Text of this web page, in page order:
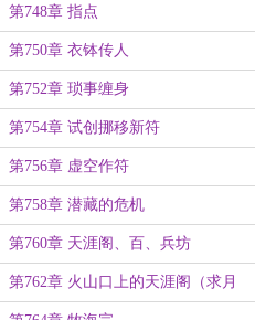
第748章 指点
第750章 衣钵传人
第752章 琐事缠身
第754章 试创挪移新符
第756章 虚空作符
第758章 潜藏的危机
第760章 天涯阁、百、兵坊
第762章 火山口上的天涯阁（求月